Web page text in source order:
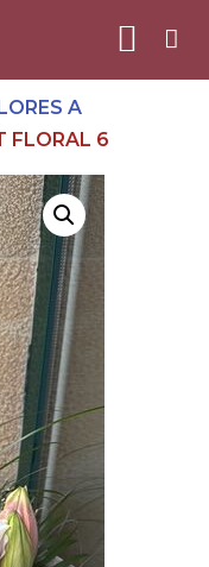
A
FLORAL 6